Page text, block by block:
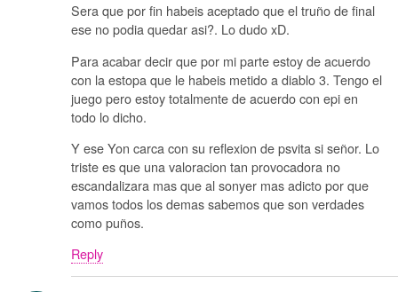
Sera que por fin habeis aceptado que el truño de final
ese no podia quedar asi?. Lo dudo xD.
Para acabar decir que por mi parte estoy de acuerdo
con la estopa que le habeis metido a diablo 3. Tengo el
juego pero estoy totalmente de acuerdo con epi en
todo lo dicho.
Y ese Yon carca con su reflexion de psvita si señor. Lo
triste es que una valoracion tan provocadora no
escandalizara mas que al sonyer mas adicto por que
vamos todos los demas sabemos que son verdades
como puños.
Reply